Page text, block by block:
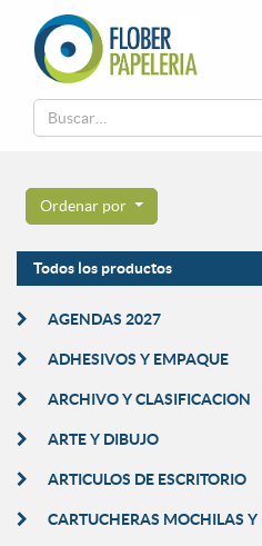
Ordenar por
Todos los productos
AGENDAS 2027
ADHESIVOS Y EMPAQUE
ARCHIVO Y CLASIFICACION
ARTE Y DIBUJO
ARTICULOS DE ESCRITORIO
CARTUCHERAS MOCHILAS Y